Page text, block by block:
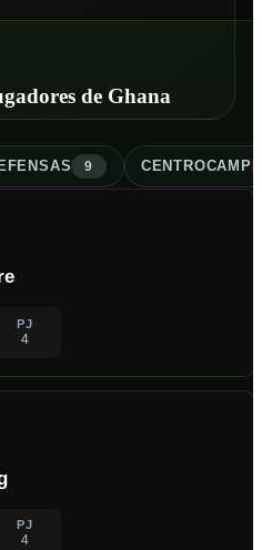
de Ghana
S 9
PJ
4
PJ
4